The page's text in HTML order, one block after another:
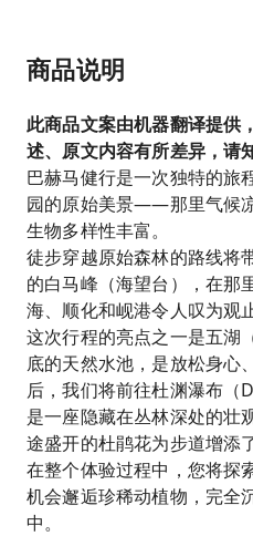
商品说明
此商品文案由机器翻译提供
述、原文内容有所差异，请
巴赫马健行是一次独特的旅
园的原始美景——那里气候
生物多样性丰富。
徒步穿越原始森林的路线将
的白马峰（海望台），在那
海、顺化和岘港令人叹为观
这次行程的亮点之一是五
底的天然水池，是放松身心
后，我们将前往杜渊瀑布
是一座隐藏在丛林深处的壮
途盛开的杜鹃花为步道增添
在整个体验过程中，您将探
机会邂逅珍稀动植物，完全
中。